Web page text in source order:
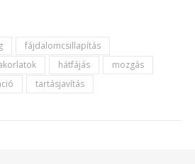
fájdalomcsillapítás
hátfájás
mozgás
tartásjavítás